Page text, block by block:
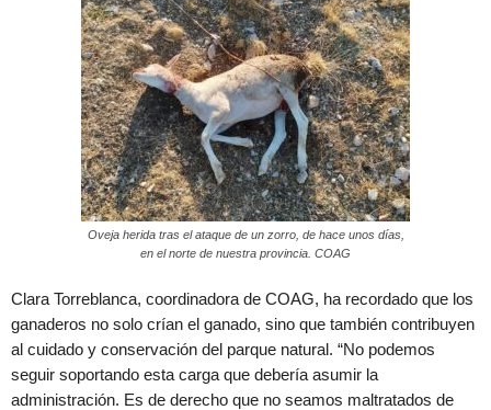
Oveja herida tras el ataque de un zorro, de hace unos días,
en el norte de nuestra provincia. COAG
Clara Torreblanca, coordinadora de COAG, ha recordado que los
ganaderos no solo crían el ganado, sino que también contribuyen
al cuidado y conservación del parque natural. “No podemos
seguir soportando esta carga que debería asumir la
administración. Es de derecho que no seamos maltratados de